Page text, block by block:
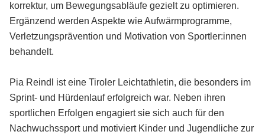
korrektur, um Bewegungsabläufe gezielt zu optimieren.
Ergänzend werden Aspekte wie Aufwärmprogramme,
Verletzungsprävention und Motivation von Sportler:innen
behandelt.
Pia Reindl ist eine Tiroler Leichtathletin, die besonders im
Sprint- und Hürdenlauf erfolgreich war. Neben ihren
sportlichen Erfolgen engagiert sie sich auch für den
Nachwuchssport und motiviert Kinder und Jugendliche zur